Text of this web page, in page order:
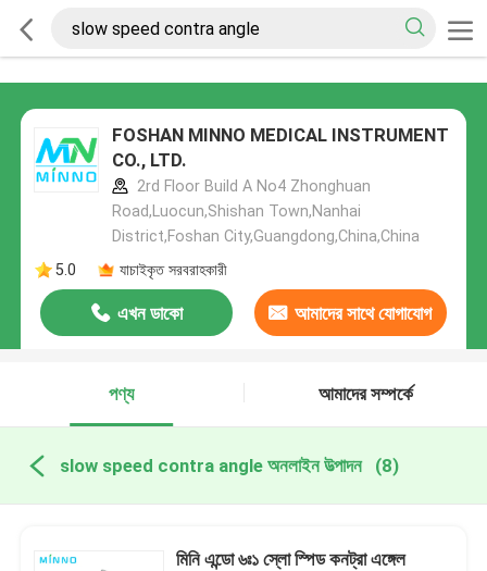
FOSHAN MINNO MEDICAL INSTRUMENT
CO., LTD.
2rd Floor Build A No4 Zhonghuan
Road,Luocun,Shishan Town,Nanhai
District,Foshan City,Guangdong,China,China
5.0
যাচাইকৃত সরবরাহকারী
এখন ডাকো আমাদের সাথে যোগাযোগ
পণ্য
আমাদের সম্পর্কে
slow speed contra angle অনলাইন উত্পাদন (8)
মিনি এন্ডো ৬ঃ১ স্লো স্পিড কনট্রা এঙ্গেল